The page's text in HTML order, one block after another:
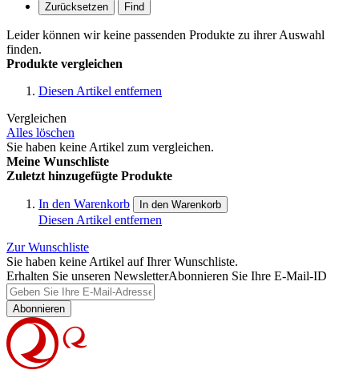
Zurücksetzen Find
Leider können wir keine passenden Produkte zu ihrer Auswahl
finden.
Produkte vergleichen
Diesen Artikel entfernen
Vergleichen
Alles löschen
Sie haben keine Artikel zum vergleichen.
Meine Wunschliste
Zuletzt hinzugefügte Produkte
In den Warenkorb In den Warenkorb
Diesen Artikel entfernen
Zur Wunschliste
Sie haben keine Artikel auf Ihrer Wunschliste.
Erhalten Sie unseren NewsletterAbonnieren Sie Ihre E-Mail-ID
Abonnieren